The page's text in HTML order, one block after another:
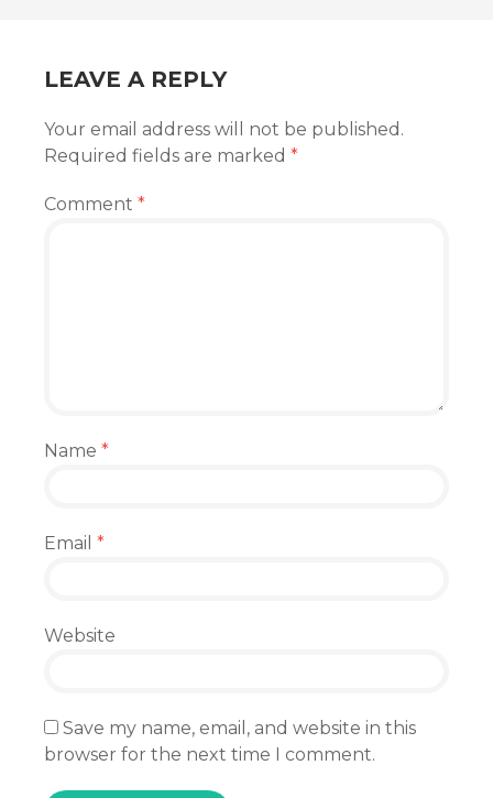
LEAVE A REPLY
Your email address will not be published.
Required fields are marked *
Comment *
Name *
Email *
Website
Save my name, email, and website in this
browser for the next time I comment.